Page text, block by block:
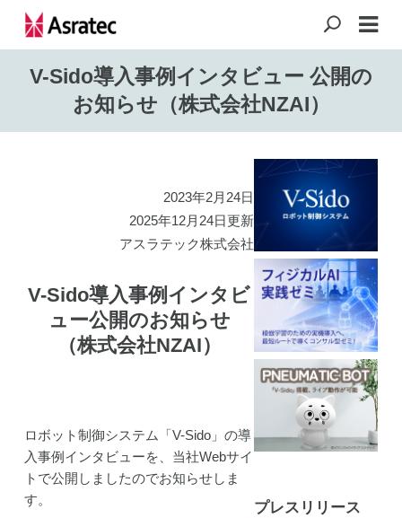
V-Sido導入事例インタビュー 公開の
お知らせ（株式会社NZAI）
2023年2月24日
2025年12月24日更新
アスラテック株式会社
V-Sido導入事例インタビ
ュー公開のお知らせ
（株式会社NZAI）
ロボット制御システム「V-Sido」の導
入事例インタビューを、当社Webサイ
トで公開しましたのでお知らせしま
す。
プレスリリース